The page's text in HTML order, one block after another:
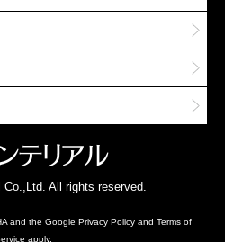
All rights reserved.
and the Google Privacy Policyand Terms of
apply.